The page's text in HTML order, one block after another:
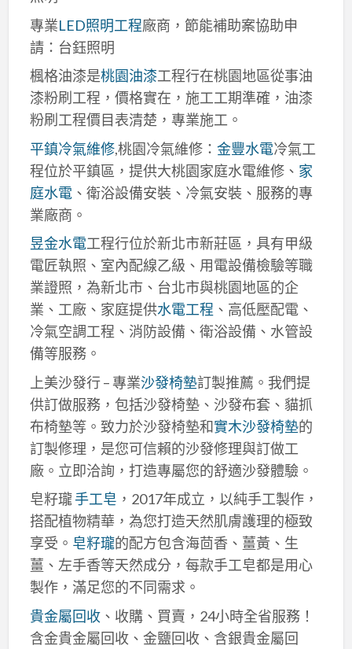
專業LED照明工程廠商，節能補助案協助申
請：台鈺照明
楓格油漆是桃園油漆工程行在桃園地區從事油
漆粉刷工程，價格實在，施工工期準確，油漆
粉刷工程價目表清楚，專業施工。
平鎮冷氣維修,桃園冷氣維修： 金豐水電冷氣工
程位於平鎮區，提供大桃園家庭水電維修、 家
庭水電、衛浴設備安裝、冷氣安裝、服務的專
業廠商。
昱金水電工程行位於新北市新莊區，具有甲級
電匠執照、室內配線乙級、用電設備檢驗等職
業證照，為新北市、台北市與桃園地區的企
業、工廠、家庭提供水電工程 、高低壓配電、
冷氣空調工程、消防設備、衛浴設備、水管設
備等服務。
上美沙發行 – 專業沙發椅墊訂製推薦。我們提
供訂做服務，包括沙發椅墊、沙發布套、貓抓
布椅墊等。致力於沙發椅墊和實木沙發椅墊的
訂製修理，是您可信賴的沙發修理與訂做工
廠。立即洽詢，打造專屬您的舒適沙發體驗。
皂籽瓏手工皂 ，2017年成立，以純手工製作，
搭配植物精華，為您打造天然肌膚護理的極致
享受。 皂籽瓏的配方包含海茴香、薑黃、生
薑、左手香等天然成分，每款手工皂都是用心
製作，滿足您的不同需求。
貴金屬回收、收購、買賣，24小時全省服務！
含金貴金屬回收、金鹽回收、含銀貴金屬回